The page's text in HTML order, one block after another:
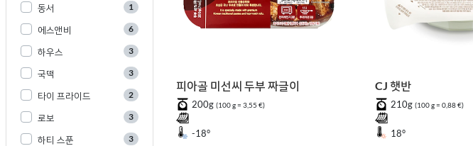
동서 1
에스앤비 6
하우스 3
국떡 3
타이 프라이드 2
로보 3
하티 스푼 3
피아골 미선씨 두부 짜글이
200g (100 g = 3,55 €)
-18°
CJ 햇반
210g (100 g = 0,88 €)
18°